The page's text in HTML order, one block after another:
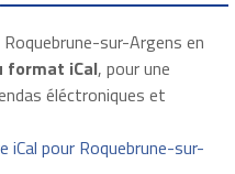
sur-Argens en
format iCal, pour une
éléctroniques et
iCal pour Roquebrune-sur-